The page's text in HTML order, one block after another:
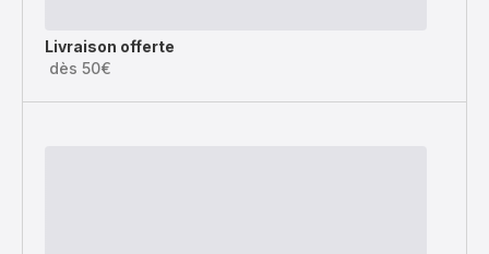
Livraison offerte
dès 50€